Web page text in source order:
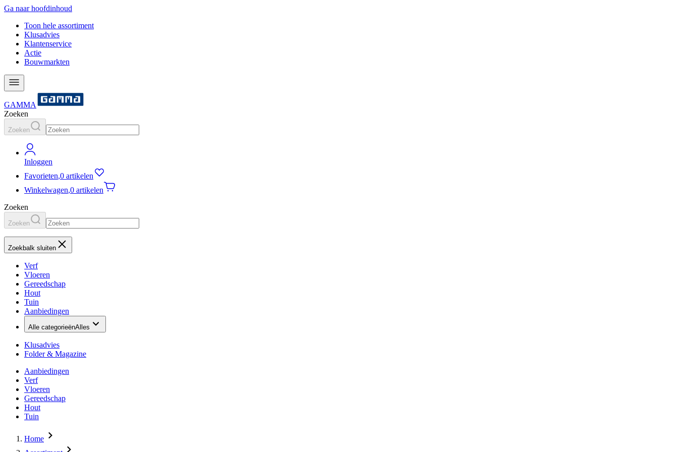
Ga naar hoofdinhoud
Toon hele assortiment
Klusadvies
Klantenservice
Actie
Bouwmarkten
GAMMA
Zoeken
Zoeken
Inloggen
Favorieten,0 artikelen
Winkelwagen,0 artikelen
Zoeken
Zoeken
Zoekbalk sluiten
Verf
Vloeren
Gereedschap
Hout
Tuin
Aanbiedingen
Alle categorieënAlles
Klusadvies
Folder & Magazine
Aanbiedingen
Verf
Vloeren
Gereedschap
Hout
Tuin
Home